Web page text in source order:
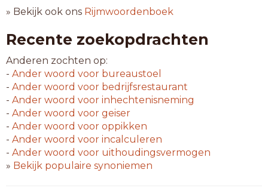
» Bekijk ook ons Rijmwoordenboek
Recente zoekopdrachten
Anderen zochten op:
- Ander woord voor bureaustoel
- Ander woord voor bedrijfsrestaurant
- Ander woord voor inhechtenisneming
- Ander woord voor geiser
- Ander woord voor oppikken
- Ander woord voor incalculeren
- Ander woord voor uithoudingsvermogen
» Bekijk populaire synoniemen